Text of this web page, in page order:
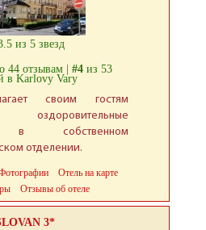
44 отзывам | #4из 53
в Karlovy Vary
своим гостям
оздоровительные
в собственном
отделении.
Отель на карте
Отзывы об отеле
3*